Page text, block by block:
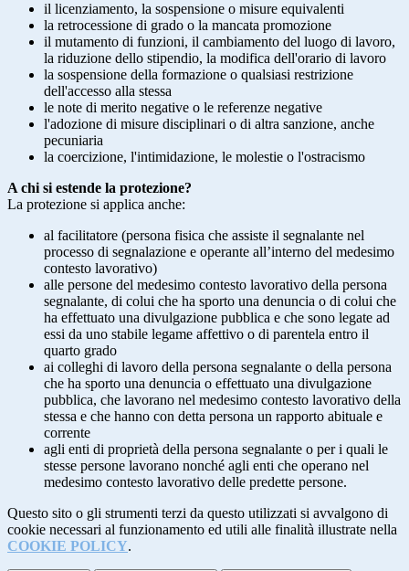
il licenziamento, la sospensione o misure equivalenti
la retrocessione di grado o la mancata promozione
il mutamento di funzioni, il cambiamento del luogo di lavoro,
la riduzione dello stipendio, la modifica dell'orario di lavoro
la sospensione della formazione o qualsiasi restrizione
dell'accesso alla stessa
le note di merito negative o le referenze negative
l'adozione di misure disciplinari o di altra sanzione, anche
pecuniaria
la coercizione, l'intimidazione, le molestie o l'ostracismo
A chi si estende la protezione?
La protezione si applica anche:
al facilitatore (persona fisica che assiste il segnalante nel
processo di segnalazione e operante all’interno del medesimo
contesto lavorativo)
alle persone del medesimo contesto lavorativo della persona
segnalante, di colui che ha sporto una denuncia o di colui che
ha effettuato una divulgazione pubblica e che sono legate ad
essi da uno stabile legame affettivo o di parentela entro il
quarto grado
ai colleghi di lavoro della persona segnalante o della persona
che ha sporto una denuncia o effettuato una divulgazione
pubblica, che lavorano nel medesimo contesto lavorativo della
stessa e che hanno con detta persona un rapporto abituale e
corrente
agli enti di proprietà della persona segnalante o per i quali le
stesse persone lavorano nonché agli enti che operano nel
medesimo contesto lavorativo delle predette persone.
Questo sito o gli strumenti terzi da questo utilizzati si avvalgono di
cookie necessari al funzionamento ed utili alle finalità illustrate nella
COOKIE POLICY.